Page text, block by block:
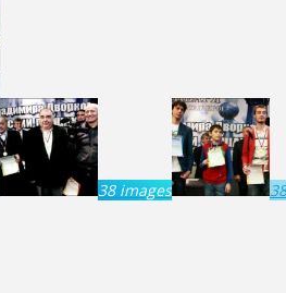
38 images 38